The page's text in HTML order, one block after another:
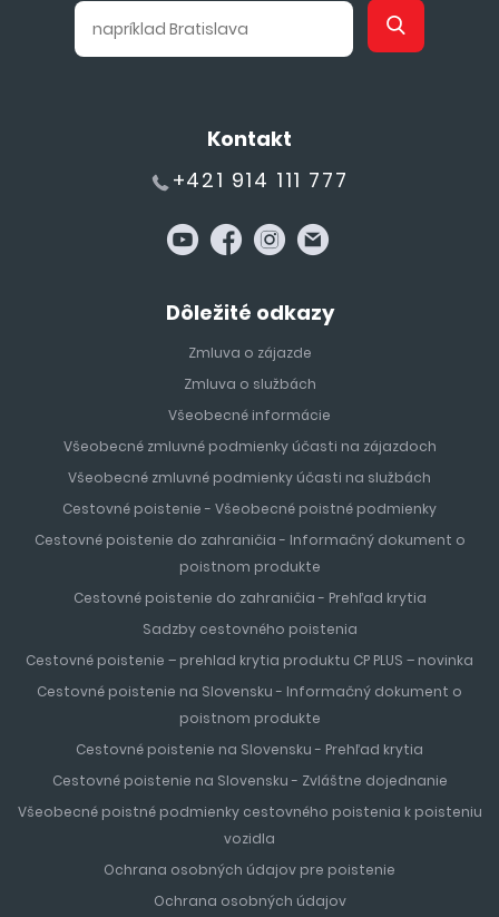
Kontakt
+421 914 111 777
Dôležité odkazy
Zmluva o zájazde
Zmluva o službách
Všeobecné informácie
Všeobecné zmluvné podmienky účasti na zájazdoch
Všeobecné zmluvné podmienky účasti na službách
Cestovné poistenie - Všeobecné poistné podmienky
Cestovné poistenie do zahraničia - Informačný dokument o
poistnom produkte
Cestovné poistenie do zahraničia - Prehľad krytia
Sadzby cestovného poistenia
Cestovné poistenie – prehlad krytia produktu CP PLUS – novinka
Cestovné poistenie na Slovensku - Informačný dokument o
poistnom produkte
Cestovné poistenie na Slovensku - Prehľad krytia
Cestovné poistenie na Slovensku - Zvláštne dojednanie
Všeobecné poistné podmienky cestovného poistenia k poisteniu
vozidla
Ochrana osobných údajov pre poistenie
Ochrana osobných údajov